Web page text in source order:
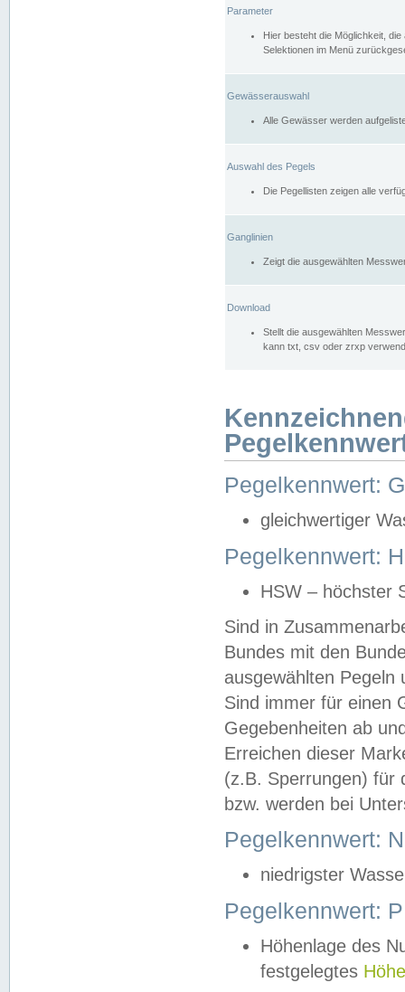
Parameter
Hier besteht die Möglichkeit,
Selektionen im Menü
Gewässerauswahl
Alle Gewässer werden
Auswahl des Pegels
Die Pegellisten zeigen alle
Ganglinien
Zeigt die ausgewählten
Download
Stellt die ausgewählten
kann txt, csv oder zrxp
Pegelkennwert:
gleichwertiger
Pegelkennwert:
HSW – höchster
Sind in
Bundes mit den
ausgewählten
Sind immer für einen
Gegebenheiten ab
Erreichen dieser
(z.B. Sperrungen) für
bzw. werden bei
Pegelkennwert:
niedrigster
Pegelkennwert:
Höhenlage des
festgelegtes